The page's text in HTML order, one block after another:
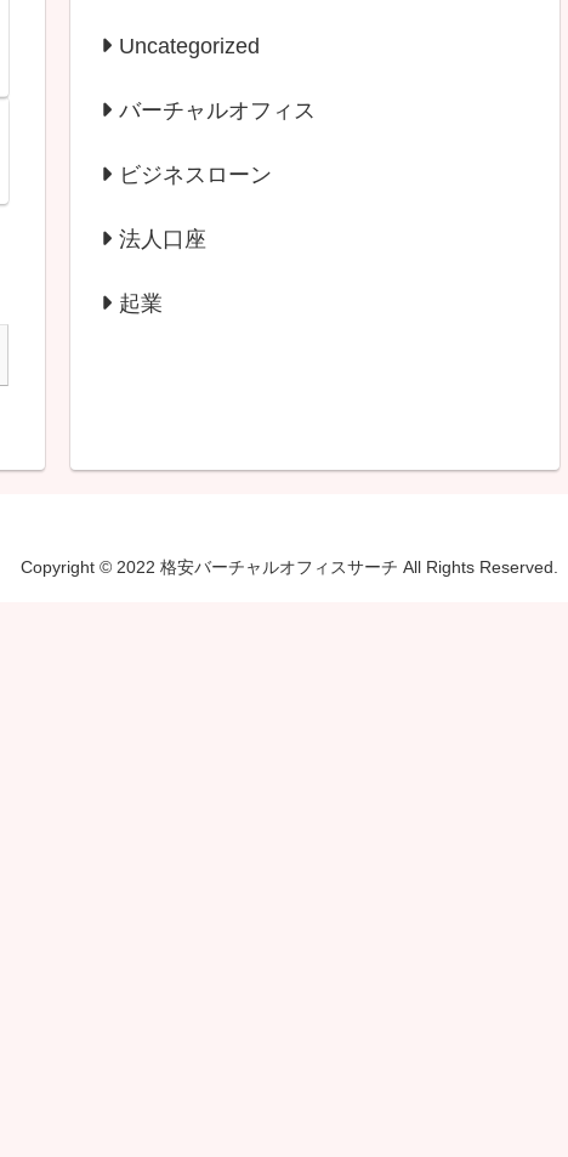
Uncategorized
バーチャルオフィス
ビジネスローン
法人口座
起業
Copyright © 2022 格安バーチャルオフィスサーチ All Rights Reserved.